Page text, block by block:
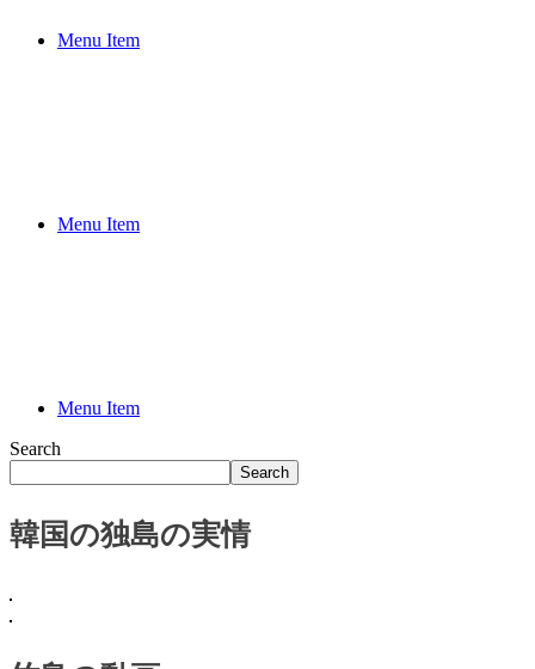
Menu Item
Menu Item
Menu Item
Search
Search
韓国の独島の実情